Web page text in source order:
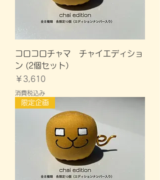
コロコロチャマ チャイエディショ
ン (2個セット）
価格
￥3,610
消費税込み
限定企画